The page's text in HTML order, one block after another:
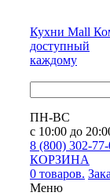
Кухни Mall
доступный
каждому
ПН-ВС
с 10:00 до
8 (800) 302-
КОРЗИНА
0 товаров.
Меню